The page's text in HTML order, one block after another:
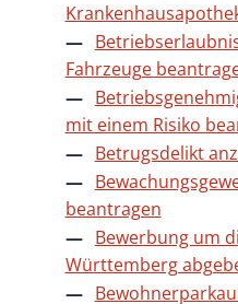
Fahrzeuge
mit einem Risiko
Betrugsdelikt
beantragen
Bewerbung um
Württemberg